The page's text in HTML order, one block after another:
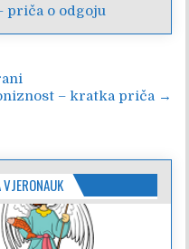
priča o odgoju
– kratka priča →